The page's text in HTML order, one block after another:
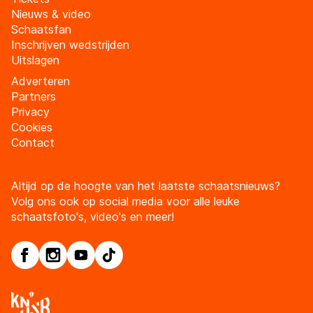
Nieuws & video
Schaatsfan
Inschrijven wedstrijden
Uitslagen
Adverteren
Partners
Privacy
Cookies
Contact
Altijd op de hoogte van het laatste schaatsnieuws?
Volg ons ook op social media voor alle leuke
schaatsfoto's, video's en meer!